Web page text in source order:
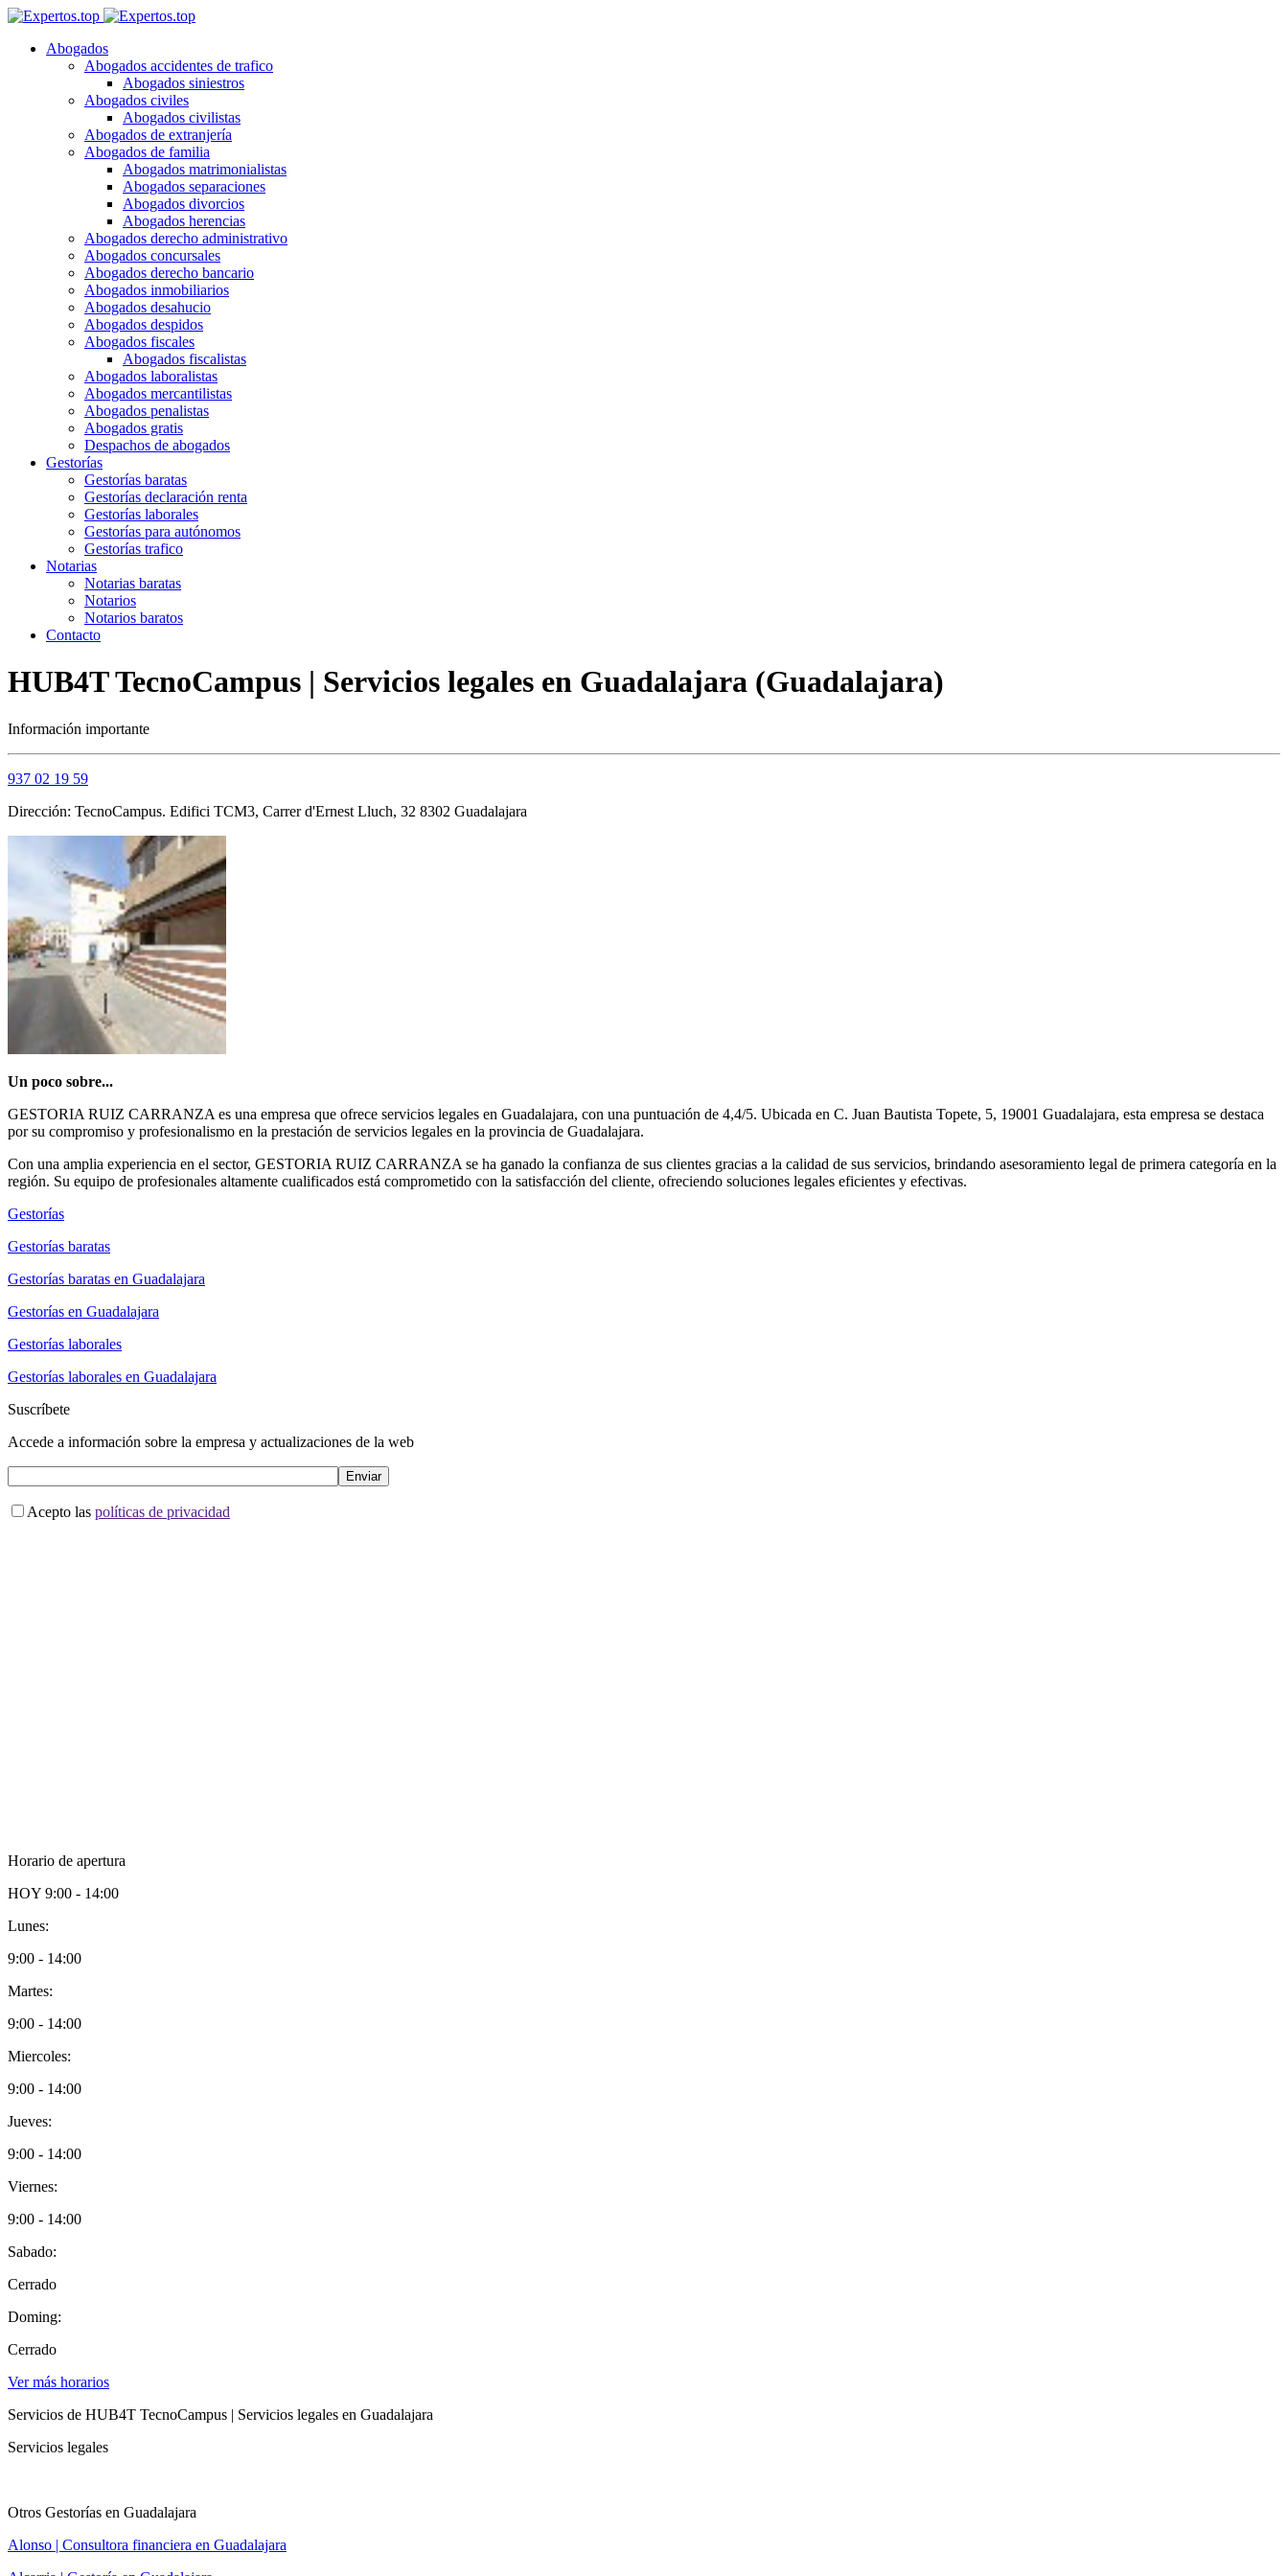
Abogados
Abogados accidentes de trafico
Abogados siniestros
Abogados civiles
Abogados civilistas
Abogados de extranjería
Abogados de familia
Abogados matrimonialistas
Abogados separaciones
Abogados divorcios
Abogados herencias
Abogados derecho administrativo
Abogados concursales
Abogados derecho bancario
Abogados inmobiliarios
Abogados desahucio
Abogados despidos
Abogados fiscales
Abogados fiscalistas
Abogados laboralistas
Abogados mercantilistas
Abogados penalistas
Abogados gratis
Despachos de abogados
Gestorías
Gestorías baratas
Gestorías declaración renta
Gestorías laborales
Gestorías para autónomos
Gestorías trafico
Notarias
Notarias baratas
Notarios
Notarios baratos
Contacto
HUB4T TecnoCampus | Servicios legales en Guadalajara (Guadalajara)
Información importante
937 02 19 59
Dirección: TecnoCampus. Edifici TCM3, Carrer d'Ernest Lluch, 32 8302 Guadalajara
Un poco sobre...
GESTORIA RUIZ CARRANZA es una empresa que ofrece servicios legales en Guadalajara, con una puntuación de 4,4/5. Ubicada en C. Juan Bautista Topete, 5, 19001 Guadalajara, esta empresa se destaca
por su compromiso y profesionalismo en la prestación de servicios legales en la provincia de Guadalajara.
Con una amplia experiencia en el sector, GESTORIA RUIZ CARRANZA se ha ganado la confianza de sus clientes gracias a la calidad de sus servicios, brindando asesoramiento legal de primera categoría en la
región. Su equipo de profesionales altamente cualificados está comprometido con la satisfacción del cliente, ofreciendo soluciones legales eficientes y efectivas.
Gestorías
Gestorías baratas
Gestorías baratas en Guadalajara
Gestorías en Guadalajara
Gestorías laborales
Gestorías laborales en Guadalajara
Suscríbete
Accede a información sobre la empresa y actualizaciones de la web
Acepto las políticas de privacidad
Horario de apertura
HOY 9:00 - 14:00
Lunes:
9:00 - 14:00
Martes:
9:00 - 14:00
Miercoles:
9:00 - 14:00
Jueves:
9:00 - 14:00
Viernes:
9:00 - 14:00
Sabado:
Cerrado
Doming:
Cerrado
Ver más horarios
Servicios de HUB4T TecnoCampus | Servicios legales en Guadalajara
Servicios legales
Otros Gestorías en Guadalajara
Alonso | Consultora financiera en Guadalajara